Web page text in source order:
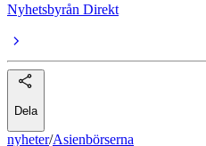
Nyhetsbyrån Direkt
Dela
nyheter/Asienbörserna